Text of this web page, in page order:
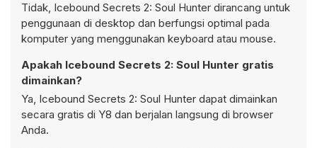
Tidak, Icebound Secrets 2: Soul Hunter dirancang untuk
penggunaan di desktop dan berfungsi optimal pada
komputer yang menggunakan keyboard atau mouse.
Apakah Icebound Secrets 2: Soul Hunter gratis
dimainkan?
Ya, Icebound Secrets 2: Soul Hunter dapat dimainkan
secara gratis di Y8 dan berjalan langsung di browser
Anda.